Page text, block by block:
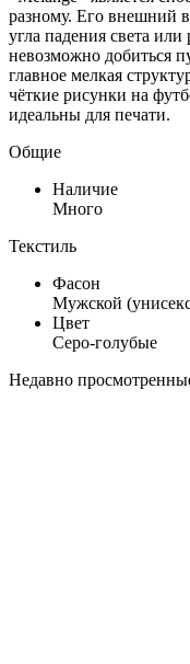
разному. Его внешний
угла падения света или
невозможно добиться
главное мелкая
чёткие рисунки на
идеальны для печати.
Общие
Наличие
Много
Текстиль
Фасон
Мужской
Цвет
Серо-голубые
Недавно